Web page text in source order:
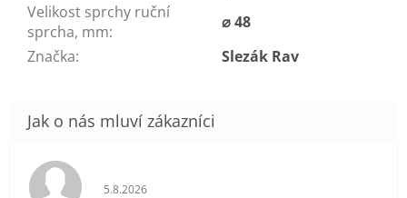
Velikost sprchy ruční
sprcha, mm:
⌀ 48
Značka: Slezák Rav
Hodnocení obchodu je 5 z 5 hvězdiček.
5.8.2026